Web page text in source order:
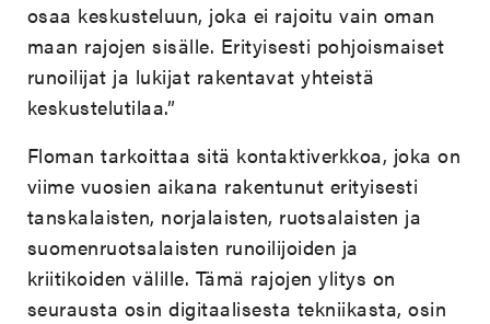
osaa keskusteluun, joka ei rajoitu vain oman
maan rajojen sisälle. Erityisesti pohjoismaiset
runoilijat ja lukijat rakentavat yhteistä
keskustelutilaa.”
Floman tarkoittaa sitä kontaktiverkkoa, joka on
viime vuosien aikana rakentunut erityisesti
tanskalaisten, norjalaisten, ruotsalaisten ja
suomenruotsalaisten runoilijoiden ja
kriitikoiden välille. Tämä rajojen ylitys on
seurausta osin digitaalisesta tekniikasta, osin